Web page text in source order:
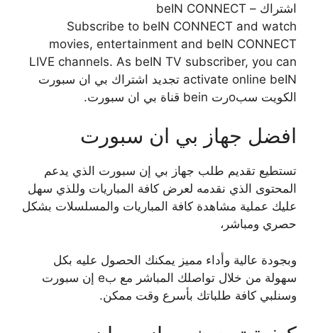
اشتراك – beIN CONNECT
Subscribe to beIN CONNECT and watch
movies, entertainment and beIN CONNECT
LIVE channels. As beIN TV subscriber, you can
activate online beIN تجديد اشتراك بي ان سبورت
الكويت سبoرت bein قناة بي ان سبورت.
افضل جهاز بي ان سبورت
تستطيع تقديم طلب جهاز بي إن سبورت الذي يدعم
المحتوى الذي نقدمه لعرض كافة المباريات وللذي سهل
عليك عملية مشاهدة كافة المباريات والمسلسلات بشكل
حصري ومباشر،
وبجودة عالية وأداء مميز يمكنك الحصول عليه بكل
سهولة من خلال تواصلك المباشر مع بe إن سبورت
وسنلبي كافة طلباتك بأسرع وقت ممكن.